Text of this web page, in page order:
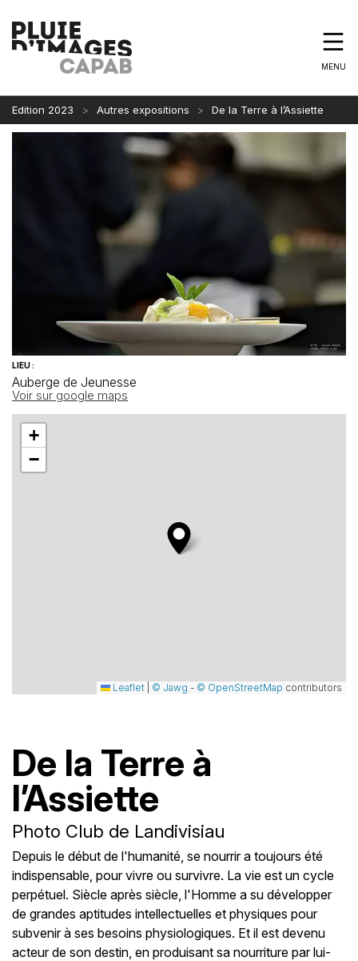
MENU
Edition 2023 Autres expositions De la Terre à l’Assiette
De la Terre à
l’Assiette
Photo Club de Landivisiau
Depuis le début de l'humanité, se nourrir a toujours été
indispensable, pour vivre ou survivre. La vie est un cycle
perpétuel. Siècle après siècle, l'Homme a su développer
de grandes aptitudes intellectuelles et physiques pour
subvenir à ses besoins physiologiques. Et il est devenu
acteur de son destin, en produisant sa nourriture par lui-
LIEU :
Auberge de Jeunesse
Voir sur google maps
+
−
Leaflet © Jawg - © OpenStreetMap contributors